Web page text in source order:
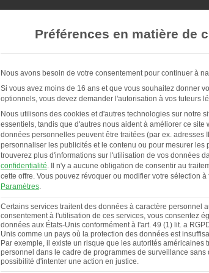
POULAILLERS & SERVICE À
Préférences en matière de
Nous avons besoin de votre consentement pour continuer à
Si vous avez moins de 16 ans et que vous souhaitez donner
optionnels, vous devez demander l'autorisation à vos tuteurs
Nous utilisons des cookies et d'autres technologies sur notre
essentiels, tandis que d'autres nous aident à améliorer ce site
données personnelles peuvent être traitées (par ex. adresses
personnaliser les publicités et le contenu ou pour mesurer les
trouverez plus d'informations sur l'utilisation de vos données
confidentialité.
Il n'y a aucune obligation de consentir au
cette offre. Vous pouvez révoquer ou modifier votre sélection
Paramètres.
Certains services traitent des données à caractère personnel
consentement à l'utilisation de ces services, vous consentez
données aux États-Unis conformément à l'art. 49 (1) lit. a
Unis comme un pays où la protection des données est
Par exemple, il existe un risque que les autorités américaines
personnel dans le cadre de programmes de surveillance
possibilité d'intenter une action en justice.